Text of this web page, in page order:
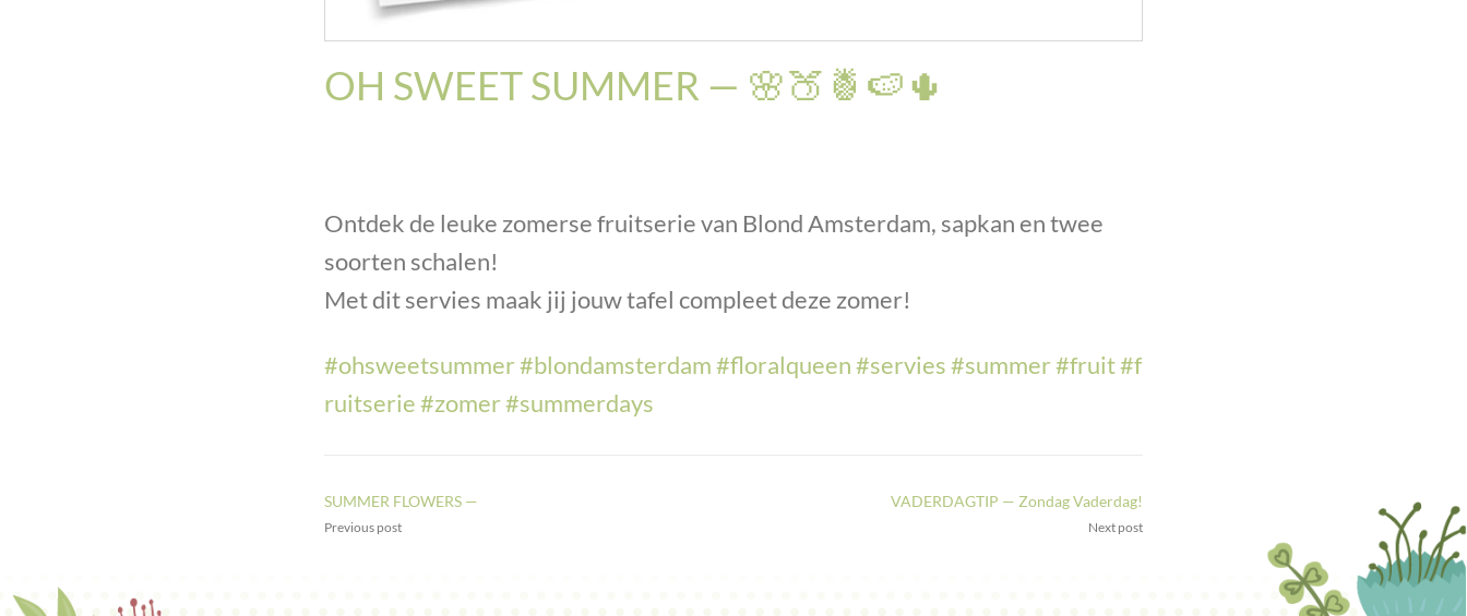
OH SWEET SUMMER — 🌸🍑🍍🍉🌵
Ontdek de leuke zomerse fruitserie van Blond Amsterdam, sapkan en twee
soorten schalen!
Met dit servies maak jij jouw tafel compleet deze zomer!
#ohsweetsummer#blondamsterdam#floralqueen#servies#summer#fruit#f
ruitserie#zomer#summerdays
SUMMER FLOWERS —
Previous post
VADERDAGTIP — Zondag Vaderdag!
Next post